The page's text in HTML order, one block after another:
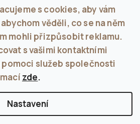
s cookies, aby vám
věděli, co se na něm
mohli přizpůsobit reklamu.
s vašimi kontaktními
pomoci služeb společnosti
zde.
Nastavení
na Instagramu